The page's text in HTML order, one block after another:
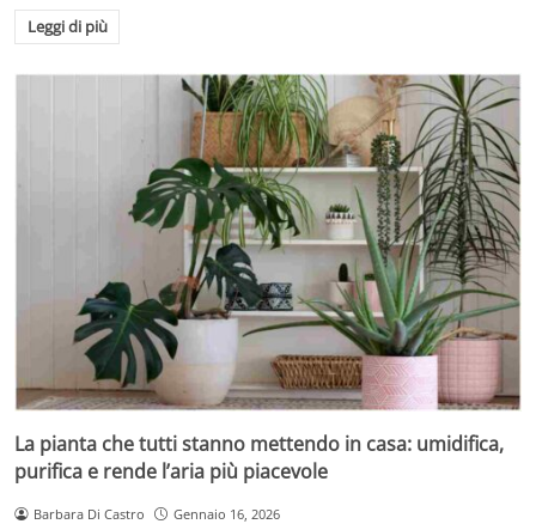
Leggi di più
La pianta che tutti stanno mettendo in casa: umidifica,
purifica e rende l’aria più piacevole
Barbara Di Castro Gennaio 16, 2026